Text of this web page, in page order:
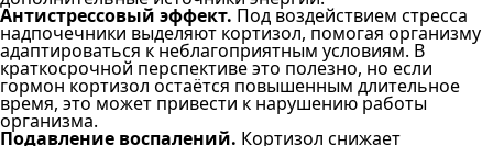
Антистрессовый эффект. Под воздействием стресса
надпочечники выделяют кортизол, помогая организму
адаптироваться к неблагоприятным условиям. В
краткосрочной перспективе это полезно, но если
гормон кортизол остаётся повышенным длительное
время, это может привести к нарушению работы
организма.
Подавление воспалений. Кортизол снижает